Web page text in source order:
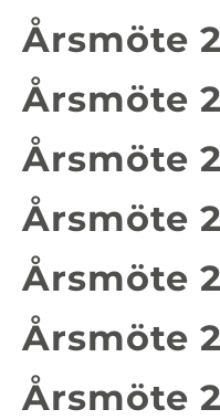
Årsmöte
Årsmöte
Årsmöte
Årsmöte
Årsmöte
Årsmöte
Årsmöte